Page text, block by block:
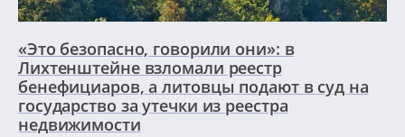
«Это безопасно, говорили они»: в
Лихтенштейне взломали реестр
бенефициаров, а литовцы подают в суд на
государство за утечки из реестра
недвижимости